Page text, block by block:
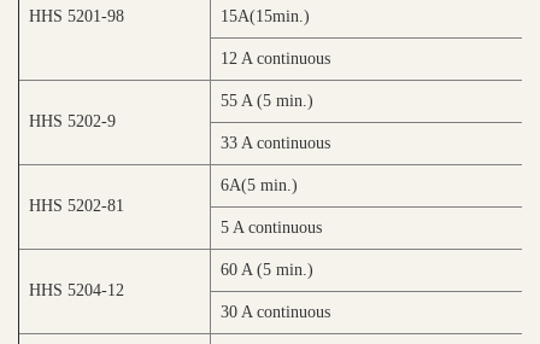
HHS 5201-98 15A(15min.)
12 A continuous
HHS 5202-9
55 A (5 min.)
33 A continuous
HHS 5202-81
6A(5 min.)
5 A continuous
HHS 5204-12
60 A (5 min.)
30 A continuous